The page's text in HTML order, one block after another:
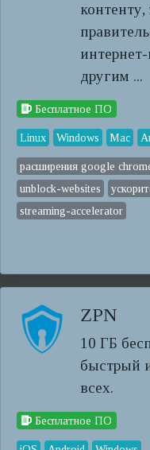
другим ...
Бесплатное ПО
Linux Windows Mac
расширения google
unblock-websites
streaming-accelerator
ZPN
10 ГБ
быстрый
всех.
Бесплатное ПО